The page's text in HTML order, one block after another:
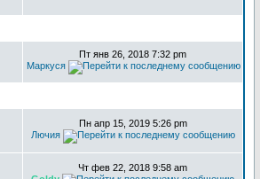
Пт янв 26, 2018 7:32 pm
Маркуся
Пн апр 15, 2019 5:26 pm
Лючия
Чт фев 22, 2018 9:58 am